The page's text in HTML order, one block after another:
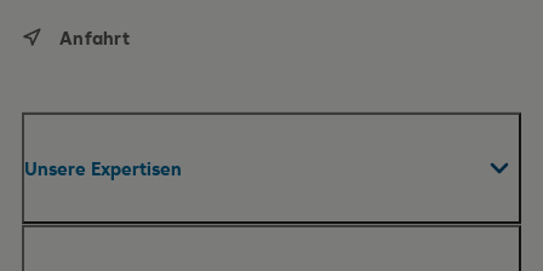
Unsere Expertisen
Anfahrt